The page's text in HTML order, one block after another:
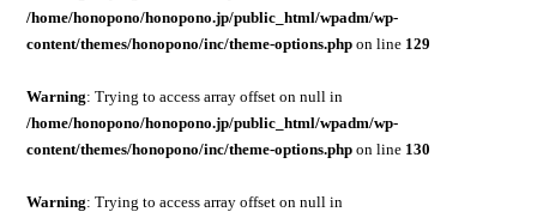
/home/honopono/honopono.jp/public_html/wpadm/wp-
content/themes/honopono/inc/theme-options.phpon line 129
Warning: Trying to access array offset on null in
/home/honopono/honopono.jp/public_html/wpadm/wp-
content/themes/honopono/inc/theme-options.phpon line 130
Warning: Trying to access array offset on null in